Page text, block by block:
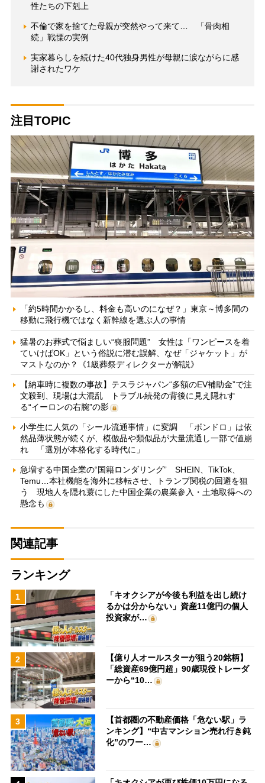
性たちの下剋上
不倫で家を捨てた母親が突然やって来て… 「骨肉相
続」戦慄の実例
実家暮らしを続けた40代独身男性が母親に涙ながらに感
謝されたワケ
注目TOPIC
「約5時間かかるし、料金も高いのになぜ？」東京～博多間の
移動に飛行機ではなく新幹線を選ぶ人の事情
猛暑のお葬式で悩ましい“喪服問題” 女性は「ワンピースを着
ていけばOK」という俗説に潜む誤解、なぜ「ジャケット」が
マストなのか？《1級葬祭ディレクターが解説》
【納車時に複数の事故】テスラジャパン“多額のEV補助金”で注
文殺到、現場は大混乱 トラブル続発の背後に見え隠れす
る“イーロンの右腕”の影
小学生に人気の「シール流通事情」に変調 「ボンドロ」は依
然品薄状態が続くが、模倣品や類似品が大量流通し一部で値崩
れ 「選別が本格化する時代に」
急増する中国企業の“国籍ロンダリング” SHEIN、TikTok、
Temu…本社機能を海外に移転させ、トランプ関税の回避を狙
う 現地人を隠れ蓑にした中国企業の農業参入・土地取得への
懸念も
関連記事
ランキング
1
「キオクシアが今後も利益を出し続け
るかは分からない」資産11億円の個人
投資家が…
2
【億り人オールスターが狙う20銘柄】
「総資産69億円超」90歳現役トレーダ
ーから“10…
3
【首都圏の不動産価格「危ない駅」ラ
ンキング】“中古マンション売れ行き鈍
化”のワー…